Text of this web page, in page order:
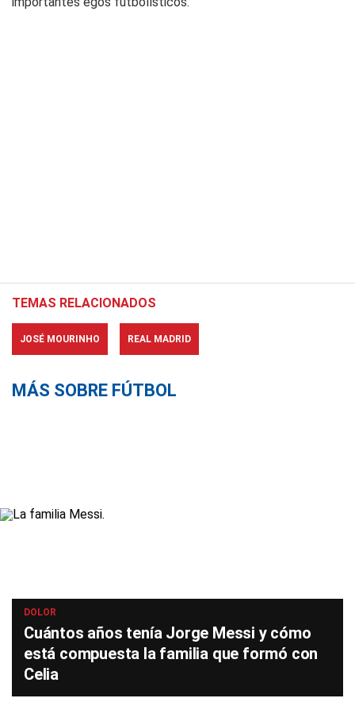
TEMAS RELACIONADOS
JOSÉ MOURINHO REAL MADRID
MÁS SOBRE FÚTBOL
DOLOR
Cuántos años tenía Jorge Messi y cómo
está compuesta la familia que formó con
Celia